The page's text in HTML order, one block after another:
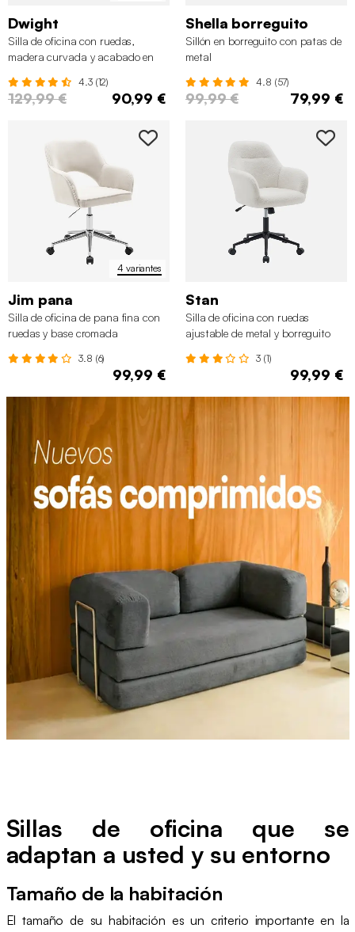
Dwight
Silla de oficina con ruedas,
madera curvada y acabado en
4.3 (12)
129,99 € 90,99 €
Shella borreguito
Sillón en borreguito con patas de
metal
4.8 (57)
99,99 € 79,99 €
4 variantes
Jim pana
Silla de oficina de pana fina con
ruedas y base cromada
3.8 (6)
99,99 €
Stan
Silla de oficina con ruedas
ajustable de metal y borreguito
3 (1)
99,99 €
Sillas de oficina que se
adaptan a usted y su entorno
Tamaño de la habitación
El tamaño de su habitación es un criterio importante en la